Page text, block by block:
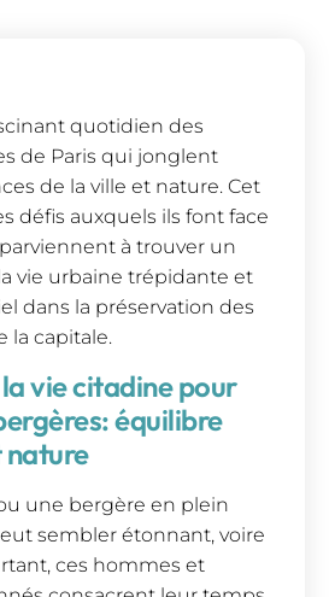
quotidien des
de Paris qui jonglent
de la ville et nature. Cet
défis auxquels ils font face
à trouver un
vie urbaine trépidante et
dans la préservation des
la capitale.
vie citadine pour
équilibre
nature
une bergère en plein
sembler étonnant, voire
ces hommes et